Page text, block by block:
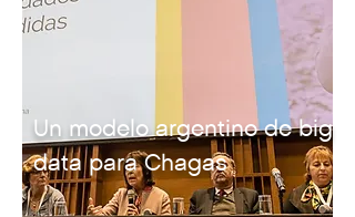
Un modelo argentino de big
data para Chagas